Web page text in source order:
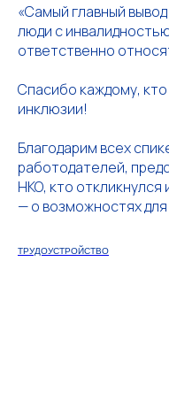
«Самый главный
люди с
ответственно
Спасибо каждому,
инклюзии!
Благодарим всех
работодателей,
НКО, кто
— о возможностях для
ТРУДОУСТРОЙСТВО
Новотроицк, ул.
Политика обработки персональных